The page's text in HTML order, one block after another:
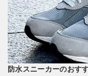
防水スニーカーのおす